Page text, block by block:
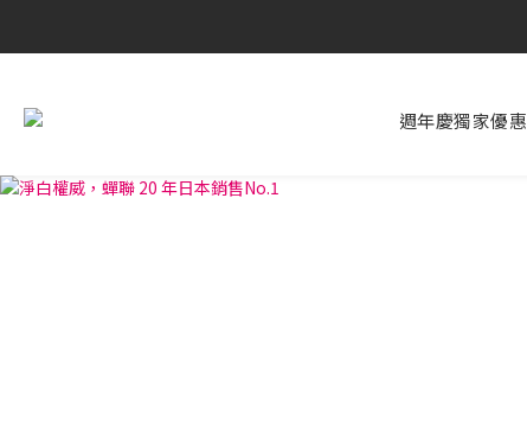
週年慶獨家優惠